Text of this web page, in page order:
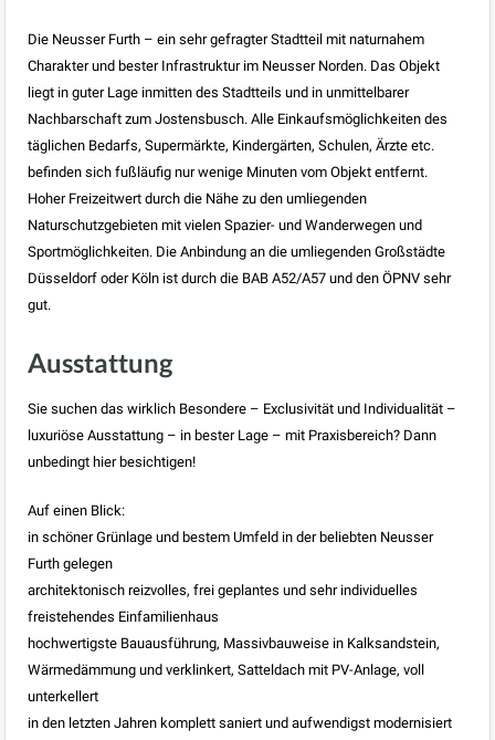
Die Neusser Furth – ein sehr gefragter Stadtteil mit naturnahem
Charakter und bester Infrastruktur im Neusser Norden. Das Objekt
liegt in guter Lage inmitten des Stadtteils und in unmittelbarer
Nachbarschaft zum Jostensbusch. Alle Einkaufsmöglichkeiten des
täglichen Bedarfs, Supermärkte, Kindergärten, Schulen, Ärzte etc.
befinden sich fußläufig nur wenige Minuten vom Objekt entfernt.
Hoher Freizeitwert durch die Nähe zu den umliegenden
Naturschutzgebieten mit vielen Spazier- und Wanderwegen und
Sportmöglichkeiten. Die Anbindung an die umliegenden Großstädte
Düsseldorf oder Köln ist durch die BAB A52/A57 und den ÖPNV sehr
gut.
Ausstattung
Sie suchen das wirklich Besondere – Exclusivität und Individualität –
luxuriöse Ausstattung – in bester Lage – mit Praxisbereich? Dann
unbedingt hier besichtigen!
Auf einen Blick:
in schöner Grünlage und bestem Umfeld in der beliebten Neusser
Furth gelegen
architektonisch reizvolles, frei geplantes und sehr individuelles
freistehendes Einfamilienhaus
hochwertigste Bauausführung, Massivbauweise in Kalksandstein,
Wärmedämmung und verklinkert, Satteldach mit PV-Anlage, voll
unterkellert
in den letzten Jahren komplett saniert und aufwendigst modernisiert